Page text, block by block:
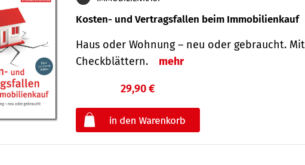
Kosten- und Vertragsfallen beim Immobilienkauf
Haus oder Wohnung – neu oder gebraucht.
Check­blättern.
mehr
29,90 €